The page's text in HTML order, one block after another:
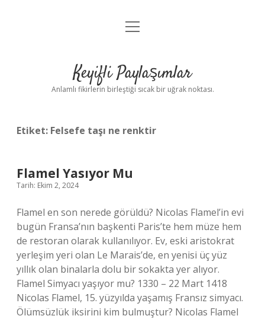
Anasayfa
Yasal Uyarı
menüyü
Keyifli Paylaşımlar
Anlamlı fikirlerin birleştiği sıcak bir uğrak noktası.
Etiket: Felsefe taşı ne renktir
Flamel Yasıyor Mu
Tarih: Ekim 2, 2024
Flamel en son nerede görüldü? Nicolas Flamel’in evi
bugün Fransa’nın başkenti Paris’te hem müze hem
de restoran olarak kullanılıyor. Ev, eski aristokrat
yerleşim yeri olan Le Marais’de, en yenisi üç yüz
yıllık olan binalarla dolu bir sokakta yer alıyor.
Flamel Simyacı yaşıyor mu? 1330 – 22 Mart 1418
Nicolas Flamel, 15. yüzyılda yaşamış Fransız simyacı.
Ölümsüzlük iksirini kim bulmuştur? Nicolas Flamel